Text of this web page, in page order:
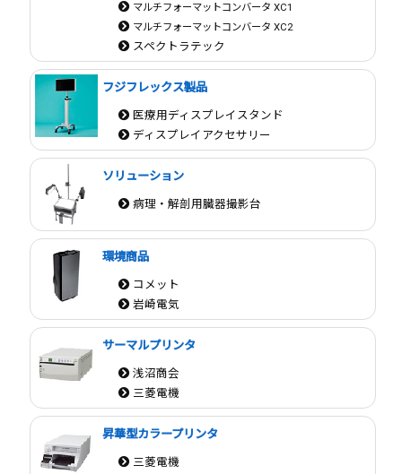
マルチフォーマットコンバータ XC1
マルチフォーマットコンバータ XC2
スペクトラテック
フジフレックス製品
医療用ディスプレイスタンド
ディスプレイアクセサリー
ソリューション
病理・解剖用臓器撮影台
環境商品
コメット
岩崎電気
サーマルプリンタ
浅沼商会
三菱電機
昇華型カラープリンタ
三菱電機